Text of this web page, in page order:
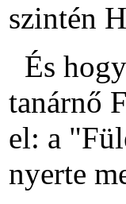
szintén
És
tanárnő
el: a
nyerte